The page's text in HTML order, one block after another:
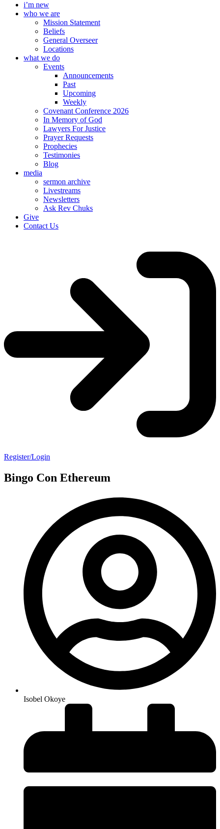
i’m new
who we are
Mission Statement
Beliefs
General Overseer
Locations
what we do
Events
Announcements
Past
Upcoming
Weekly
Covenant Conference 2026
In Memory of God
Lawyers For Justice
Prayer Requests
Prophecies
Testimonies
Blog
media
sermon archive
Livestreams
Newsletters
Ask Rev Chuks
Give
Contact Us
Register/Login
Bingo Con Ethereum
Isobel Okoye